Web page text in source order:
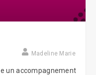
Madeline Marie
un accompagnement